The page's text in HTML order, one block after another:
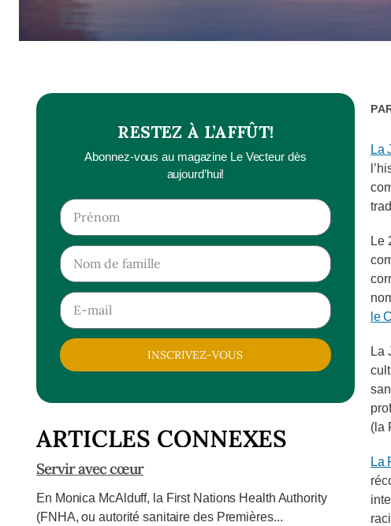
RESTEZ À L’AFFÛT!
Abonnez-vous au magazine Le Vecteur dès
aujourd’hui!
INSCRIVEZ-VOUS
ARTICLES CONNEXES
Servir avec cœur
En Monica McAlduff, la First Nations Health Authority
(FNHA, ou autorité sanitaire des Premières...
La
Le
le
La
(la
La